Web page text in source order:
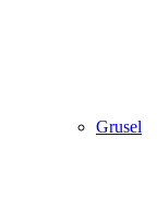
Grusel